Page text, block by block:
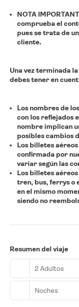
NOTA
comprueba el
pues se trata de
cliente.
Una vez terminada
debes tener en
Los nombres de
con los reflejados
nombre implican
posibles cambios
Los billetes
confirmada por
variar según las
Los billetes
tren, bus, ferrys o
en el mismo
siendo no
Resumen del viaje
2 Adultos
Noches